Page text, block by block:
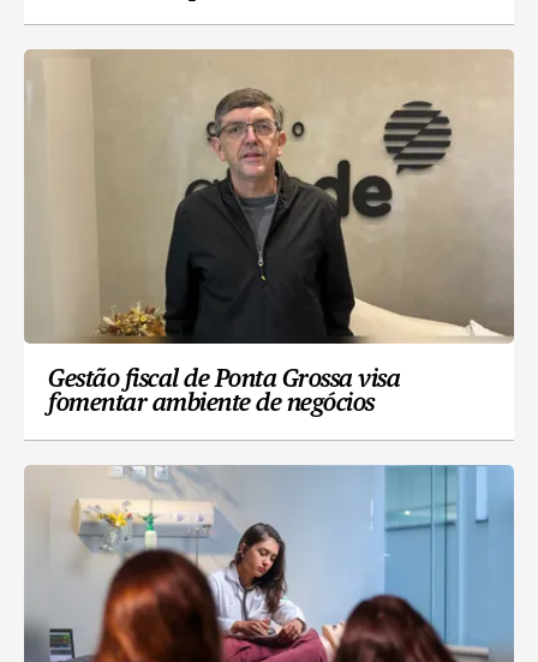
Gestão fiscal de Ponta Grossa visa
fomentar ambiente de negócios